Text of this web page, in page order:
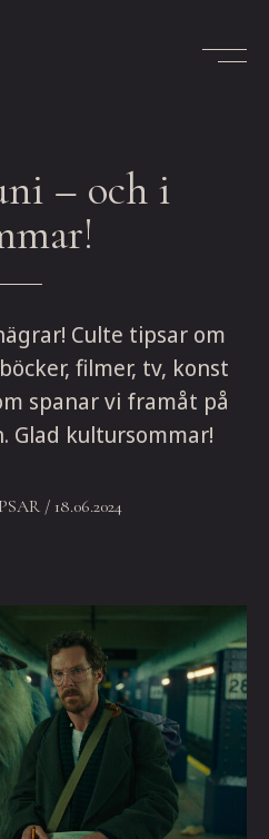
– och i
Culte tipsar om
filmer, tv, konst
spanar vi framåt på
Glad kultursommar!
/ 18.06.2024